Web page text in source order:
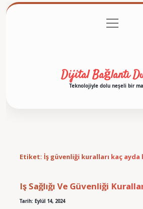
Gizlilik Politikası
menüyü
aç
Dijital Bağlantı
Teknolojiyle dolu neşeli bir
Etiket: İş güvenliği kuralları kaç
Iş Sağlığı Ve Güvenliği
Tarih: Eylül 14, 2024